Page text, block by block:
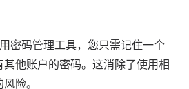
密码管理工具，您只需记住一个
他账户的密码。这消除了使用相
险。